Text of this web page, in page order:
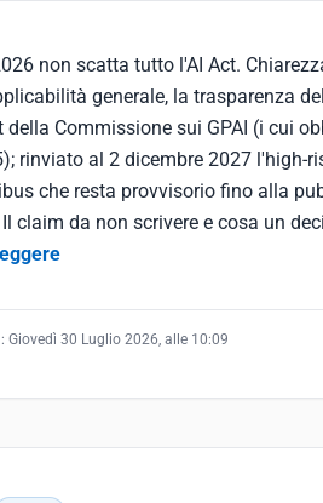
non scatta tutto l'AI Act.
generale, la trasparenza
della Commissione sui GPAI (i cui
rinviato al 2 dicembre 2027 l'high-
che resta provvisorio fino alla
claim da non scrivere e cosa un
Giovedì 30 Luglio 2026, alle 10:09